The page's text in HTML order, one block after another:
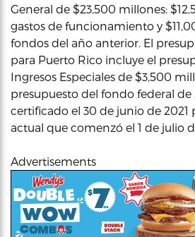
General de $23,500 millones:
gastos de funcionamiento y
fondos del año anterior. El
para Puerto Rico incluye el
Ingresos Especiales de $3,500
presupuesto del fondo federal
certificado el 30 de junio de 2021
actual que comenzó el 1 de julio
Advertisements